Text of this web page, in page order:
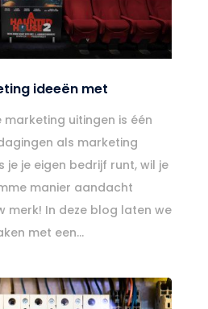
ideeën met
marketing uitingen is één
als marketing
je je eigen bedrijf runt, wil je
manier aandacht
merk! In deze blog laten we
met een...